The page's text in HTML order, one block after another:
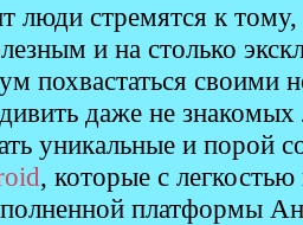
люди стремятся к тому,
и на столько
похвастаться своими
даже не знакомых
уникальные и порой
, которые с
платформы